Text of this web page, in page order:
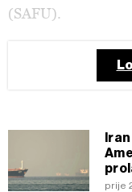
(SAFU).
prije